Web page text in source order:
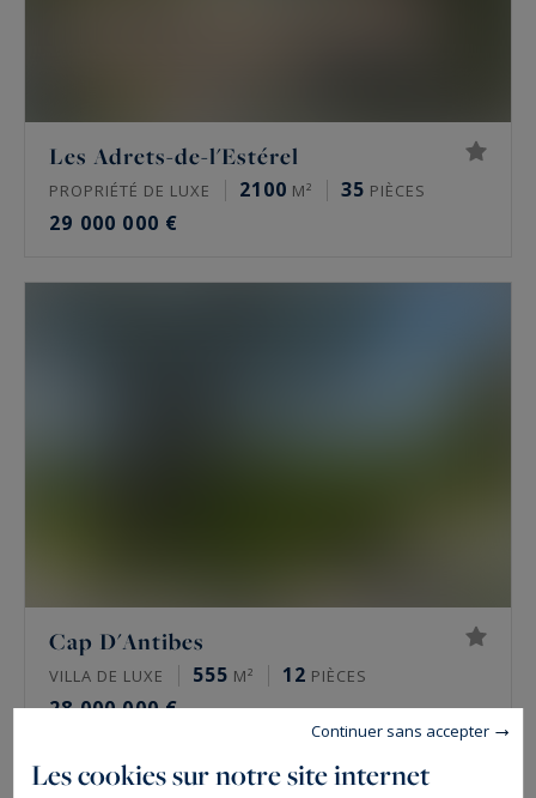
Les Adrets-de-l'Estérel
PROPRIÉTÉ DE LUXE 2100 M² 35 PIÈCES
29 000 000 €
Cap D'Antibes
VILLA DE LUXE 555 M² 12 PIÈCES
28 000 000 €
Les cookies sur notre site internet
Continuer sans accepter